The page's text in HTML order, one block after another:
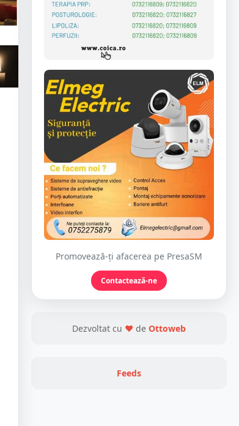
Promovează-ți afacerea pe PresaSM
Contactează-ne
Dezvoltat cu ❤ de Ottoweb
Feeds